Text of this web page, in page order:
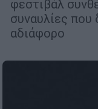
φεστιβάλ
συναυλίες που
αδιάφορο